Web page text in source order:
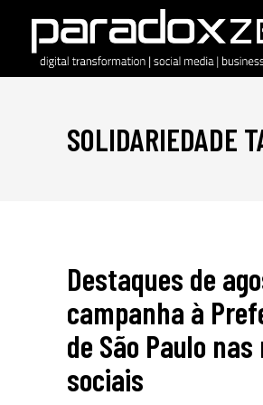
SOLIDARIEDADE
Destaques de
campanha à
de São Paulo nas
sociais